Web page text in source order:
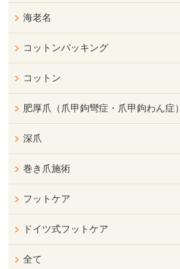
海老名
コットンパッキング
コットン
肥厚爪（爪甲鉤彎症・爪甲鉤わん症）
深爪
巻き爪施術
フットケア
ドイツ式フットケア
全て